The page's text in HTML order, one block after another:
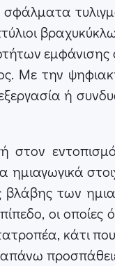
σφάλματα
Με την
ή
των
οι
κάτι